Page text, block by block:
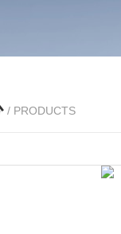
/ PRODUCTS